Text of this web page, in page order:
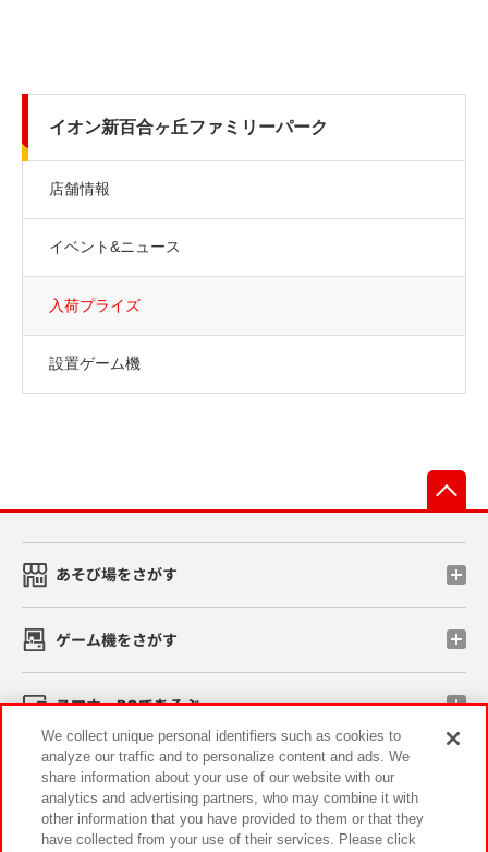
イオン新百合ヶ丘ファミリーパーク
店舗情報
イベント&ニュース
入荷プライズ
設置ゲーム機
あそび場をさがす
ゲーム機をさがす
スマホ・PCであそぶ
イベント・キャンペーン
We collect unique personal identifiers such as cookies to
analyze our traffic and to personalize content and ads. We
share information about your use of our website with our
analytics and advertising partners, who may combine it with
other information that you have provided to them or that they
have collected from your use of their services. Please click